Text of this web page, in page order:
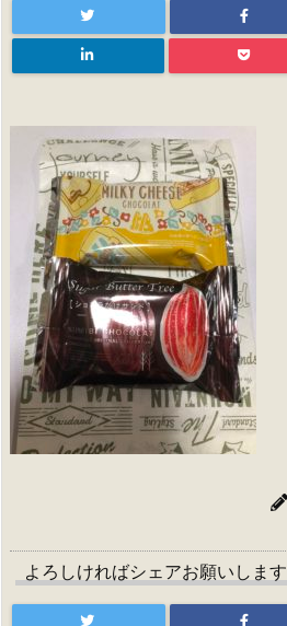
よろしければシェアお願いします